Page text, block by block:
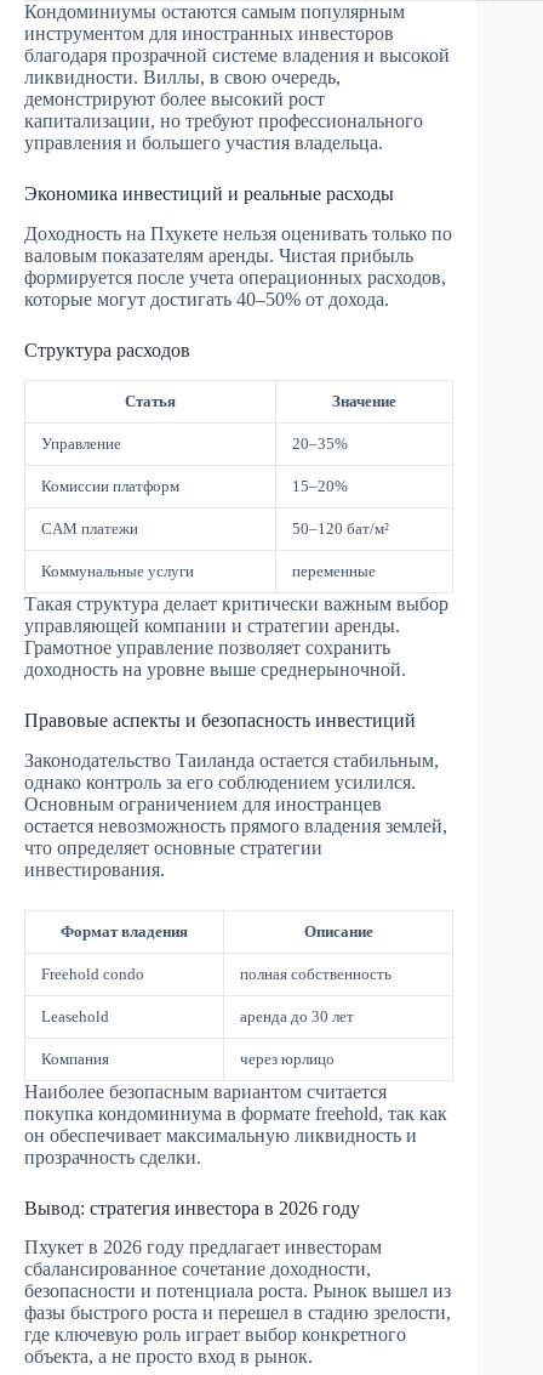
Кондоминиумы остаются самым популярным
инструментом для иностранных инвесторов
благодаря прозрачной системе владения и высокой
ликвидности. Виллы, в свою очередь,
демонстрируют более высокий рост
капитализации, но требуют профессионального
управления и большего участия владельца.
Экономика инвестиций и реальные расходы
Доходность на Пхукете нельзя оценивать только по
валовым показателям аренды. Чистая прибыль
формируется после учета операционных расходов,
которые могут достигать 40–50% от дохода.
Структура расходов
Статья Значение
Управление 20–35%
Комиссии платформ 15–20%
CAM платежи 50–120 бат/м²
Коммунальные услуги переменные
Такая структура делает критически важным выбор
управляющей компании и стратегии аренды.
Грамотное управление позволяет сохранить
доходность на уровне выше среднерыночной.
Правовые аспекты и безопасность инвестиций
Законодательство Таиланда остается стабильным,
однако контроль за его соблюдением усилился.
Основным ограничением для иностранцев
остается невозможность прямого владения землей,
что определяет основные стратегии
инвестирования.
Формат владения Описание
Freehold condo полная собственность
Leasehold аренда до 30 лет
Компания через юрлицо
Наиболее безопасным вариантом считается
покупка кондоминиума в формате freehold, так как
он обеспечивает максимальную ликвидность и
прозрачность сделки.
Вывод: стратегия инвестора в 2026 году
Пхукет в 2026 году предлагает инвесторам
сбалансированное сочетание доходности,
безопасности и потенциала роста. Рынок вышел из
фазы быстрого роста и перешел в стадию зрелости,
где ключевую роль играет выбор конкретного
объекта, а не просто вход в рынок.